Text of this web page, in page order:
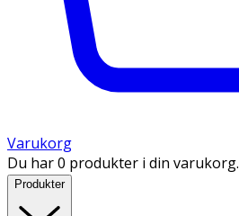
Varukorg
Du har 0 produkter i din varukorg.
Produkter